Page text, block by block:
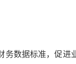
数据标准，促